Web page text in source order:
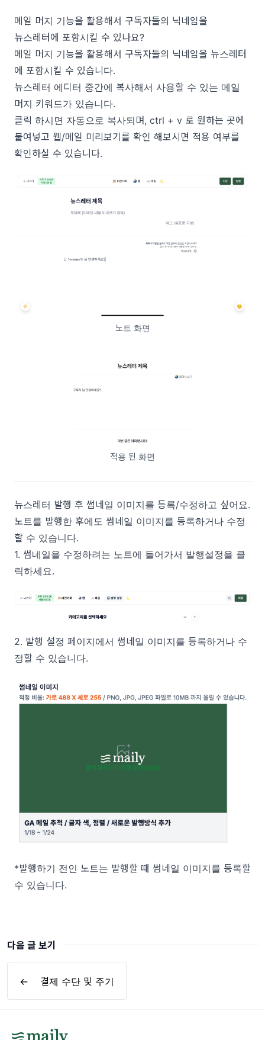
메일 머지 기능을 활용해서 구독자들의 닉네임을
뉴스레터에 포함시킬 수 있나요?
메일 머지 기능을 활용해서 구독자들의 닉네임을 뉴스레터
에 포함시킬 수 있습니다.
뉴스레터 에디터 중간에 복사해서 사용할 수 있는 메일
머지 키워드가 있습니다.
클릭 하시면 자동으로 복사되며, ctrl + v 로 원하는 곳에
붙여넣고 웹/메일 미리보기를 확인 해보시면 적용 여부를
확인하실 수 있습니다.
노트 화면
적용 된 화면
뉴스레터 발행 후 썸네일 이미지를 등록/수정하고 싶어요.
노트를 발행한 후에도 썸네일 이미지를 등록하거나 수정
할 수 있습니다.
1. 썸네일을 수정하려는 노트에 들어가서 발행설정을 클
릭하세요.
2. 발행 설정 페이지에서 썸네일 이미지를 등록하거나 수
정할 수 있습니다.
*발행하기 전인 노트는 발행할 때 썸네일 이미지를 등록할
수 있습니다.
다음 글 보기
← 결제 수단 및 주기